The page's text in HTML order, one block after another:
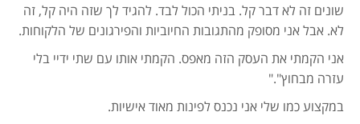
שונים זה לא דבר קל. בניתי הכול לבד. להגיד לך שזה היה קל, זה
לא. אבל אני מסופק מהתגובות החיוביות והפירגונים של הלקוחות.
אני הקמתי את העסק הזה מאפס. הקמתי אותו עם שתי ידיי בלי
עזרה מבחוץ"."
במקצוע כמו שלי אני נכנס לפינות מאוד אישיות.